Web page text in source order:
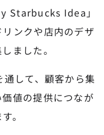
Starbucks Idea」
ンクや店内のデザ
ました。
して、顧客から集
値の提供につなが
。